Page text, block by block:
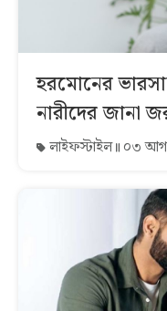
হরমোনের
নারীদের জানা
লাইফস্টাইল ০৩